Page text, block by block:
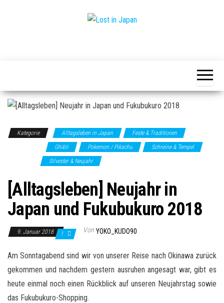
Kategorie Alltagsleben in Japan
Feste & Traditionen
Ghibli Pokemon / Pikachu
Schreine & Tempel
Silvester & Neujahr
[Alltagsleben] Neujahr in
Japan und Fukubukuro 2018
9. Januar 2018 1 Von YOKO_KUDO90
Am Sonntagabend sind wir von unserer Reise nach Okinawa zurück
gekommen und nachdem gestern ausruhen angesagt war, gibt es
heute einmal noch einen Rückblick auf unseren Neujahrstag sowie
das Fukubukuro-Shopping.